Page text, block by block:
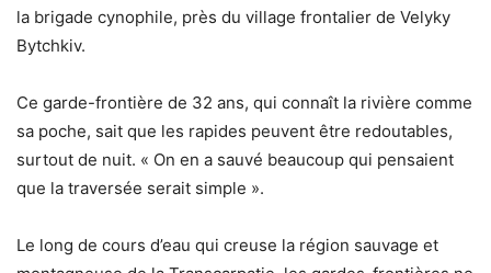
la brigade cynophile, près du village frontalier de Velyky
Bytchkiv.
Ce garde-frontière de 32 ans, qui connaît la rivière comme
sa poche, sait que les rapides peuvent être redoutables,
surtout de nuit. « On en a sauvé beaucoup qui pensaient
que la traversée serait simple ».
Le long de cours d’eau qui creuse la région sauvage et